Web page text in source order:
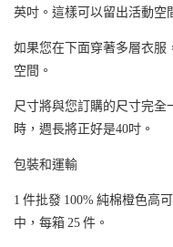
英吋。這樣可以留出活動空
如果您在下面穿著多層衣服
空間。
尺寸將與您訂購的尺寸完全
時，週長將正好是40吋。
包裝和運輸
1 件批發 100% 純棉橙色高
中，每箱 25 件。